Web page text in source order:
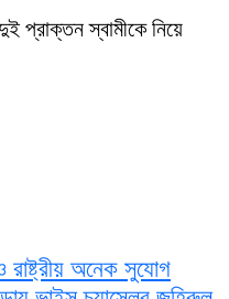
প্রাক্তন স্বামীকে নিয়ে
রাষ্ট্রীয় অনেক সুযোগ